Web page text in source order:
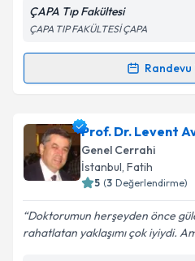
kapsamda işlenmesini
Takvim
ÇAPA Tıp Fakültesi
ÇAPA TIP FAKÜLTESİ ÇAPA
Randevu
Randevu Takvimi
Prof. Dr. Alp Bozboraiçin
oluşturun. Size bu
takvim hazırlandığında e-
Prof. Dr. Levent
Genel Cerrahi
İstanbul, Fatih
5 (3 Değerlendirme)
Doktorumun herşeyden önce
rahatlatan yaklaşımı çok iyiydi.